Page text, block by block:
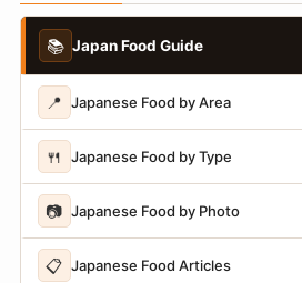
📚 Japan Food Guide
📍 Japanese Food by Area
🍴 Japanese Food by Type
📷 Japanese Food by Photo
📋 Japanese Food Articles